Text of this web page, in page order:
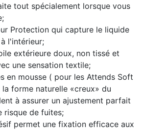
tout spécialement lorsque vous
Protection qui capture le liquide
l'intérieur;
extérieure doux, non tissé et
une sensation textile;
en mousse ( pour les Attends Soft
forme naturelle «creux» du
à assurer un ajustement parfait
risque de fuites;
permet une fixation efficace aux